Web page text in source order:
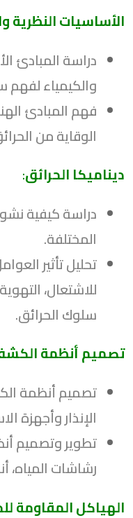
الأساسيات النظرية
دراسة المبادئ
والكيمياء لفهم
فهم المبادئ
الوقاية من
ديناميكا الحرائق:
دراسة كيفية
المختلفة.
تحليل تأثير
للاشتعال،
سلوك الحرائق.
تصميم أنظمة
تصميم أنظمة
الإنذار وأجهزة
تطوير وتصميم
رشاشات المياه،
الهياكل المقاومة